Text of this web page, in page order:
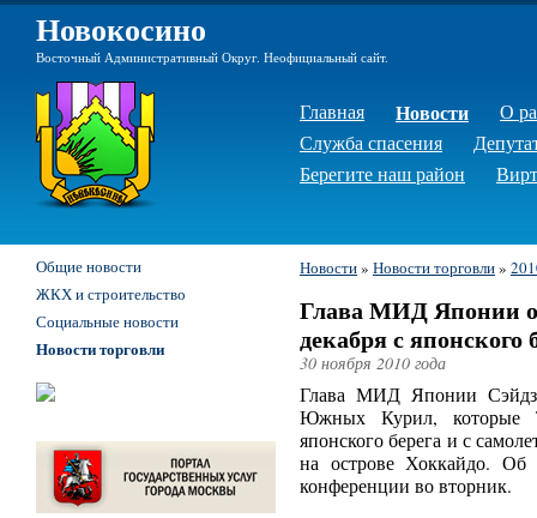
Новокосино
Восточный Административный Округ. Неофициальный сайт.
Главная Новости
О
Служба спасения
Берегите наш район
Новости» Новости торговли»
Глава МИД Японии
декабря с японского
30 ноября 2010 года
Глава МИД Японии
Южных Курил, которые
японского берега и с
на острове Хоккайдо.
конференции во вторник.
Общие новости
ЖКХ и строительство
Социальные новости
Новости торговли